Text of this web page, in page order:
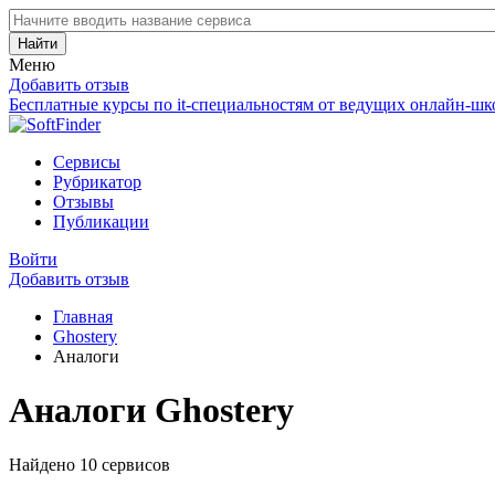
Найти
Меню
Добавить отзыв
Бесплатные курсы по it-специальностям от ведущих онлайн-
Сервисы
Рубрикатор
Отзывы
Публикации
Войти
Добавить отзыв
Главная
Ghostery
Аналоги
Аналоги Ghostery
Найдено 10 сервисов